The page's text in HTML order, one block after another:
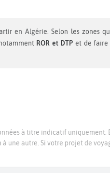
en Algérie. Selon les zones
ROR et DTP et de faire
à titre indicatif uniquement.
une autre. Si votre projet de